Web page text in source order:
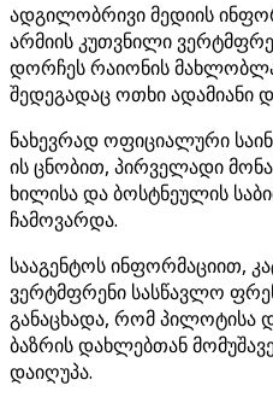
ადგილობრივი მედიის
არმიის კუთვნილი
დორჩეს რაიონის
შედეგადაც ოთხი ადამიანი
ნახევრად ოფიციალური
ის ცნობით, პირველადი
ხილისა და ბოსტნეულის
ჩამოვარდა.
სააგენტოს ინფორმაციით,
ვერტმფრენი სასწავლო
განაცხადა, რომ პილოტისა
ბაზრის დახლებთან
დაიღუპა.